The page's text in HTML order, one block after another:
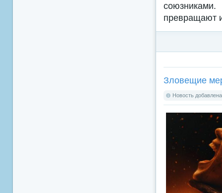
превращают
Зловещие
Новость